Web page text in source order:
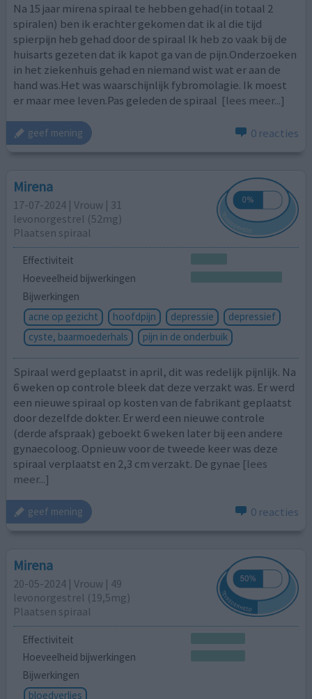
Na 15 jaar mirena spiraal te hebben gehad(in totaal 2
spiralen) ben ik erachter gekomen dat ik al die tijd
spierpijn heb gehad door de spiraal Ik heb zo vaak bij de
huisarts gezeten dat ik kapot ga van de pijn.Onderzoeken
in het ziekenhuis gehad en niemand wist wat er aan de
hand was.Het was waarschijnlijk fybromolagie. Ik moest
er maar mee leven.Pas geleden de spiraal [lees meer...]
geef mening 0 reacties
Mirena
17-07-2024 | Vrouw | 31
levonorgestrel (52mg)
Plaatsen spiraal
Effectiviteit
Hoeveelheid bijwerkingen
Bijwerkingen
acne op gezicht
hoofdpijn depressie
depressief
cyste, baarmoederhals
pijn in de onderbuik
Spiraal werd geplaatst in april, dit was redelijk pijnlijk. Na
6 weken op controle bleek dat deze verzakt was. Er werd
een nieuwe spiraal op kosten van de fabrikant geplaatst
door dezelfde dokter. Er werd een nieuwe controle
(derde afspraak) geboekt 6 weken later bij een andere
gynaecoloog. Opnieuw voor de tweede keer was deze
spiraal verplaatst en 2,3 cm verzakt. De gynae [lees
meer...]
geef mening 0 reacties
Mirena
20-05-2024 | Vrouw | 49
levonorgestrel (19,5mg)
Plaatsen spiraal
Effectiviteit
Hoeveelheid bijwerkingen
Bijwerkingen
bloedverlies